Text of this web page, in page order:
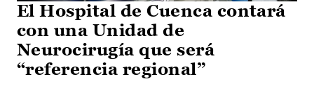
El Hospital de Cuenca contará
con una Unidad de
Neurocirugía que será
“referencia regional”